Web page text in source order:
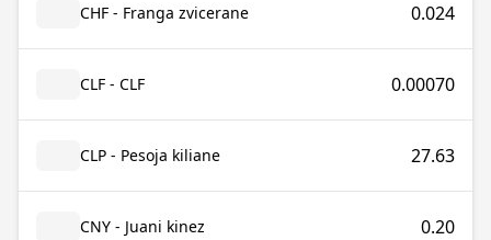
CHF - Franga zvicerane 0.024
CLF - CLF 0.00070
CLP - Pesoja kiliane 27.63
CNY - Juani kinez 0.20